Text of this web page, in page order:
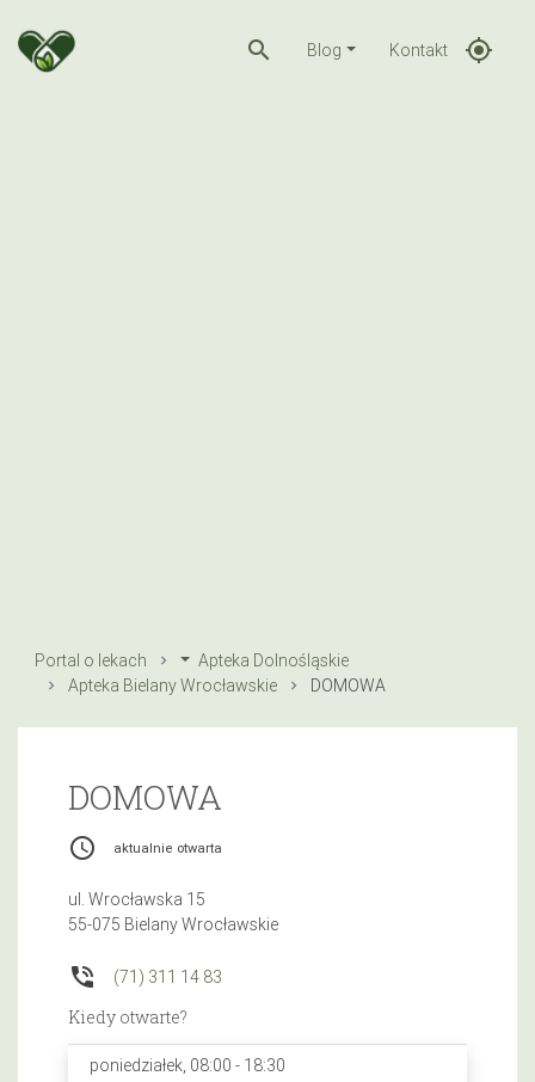
search Blog Kontakt gps_fixed
Portal o lekach
Apteka Dolnośląskie
Apteka Bielany Wrocławskie
DOMOWA
DOMOWA
access_time aktualnie otwarta
ul. Wrocławska 15
55-075 Bielany Wrocławskie
phone_in_talk (71) 311 14 83
Kiedy otwarte?
poniedziałek, 08:00 - 18:30